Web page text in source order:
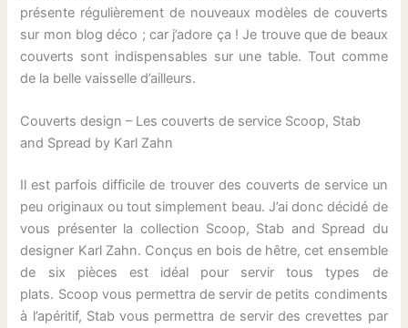
présente régulièrement de nouveaux modèles de couverts
sur mon blog déco ; car j’adore ça ! Je trouve que de beaux
couverts sont indispensables sur une table. Tout comme
de la belle vaisselle d’ailleurs.
Couverts design – Les couverts de service Scoop, Stab
and Spread by Karl Zahn
Il est parfois difficile de trouver des couverts de service un
peu originaux ou tout simplement beau. J’ai donc décidé de
vous présenter la collection Scoop, Stab and Spread du
designer Karl Zahn. Conçus en bois de hêtre, cet ensemble
de six pièces est idéal pour servir tous types de
plats. Scoop vous permettra de servir de petits condiments
à l’apéritif, Stab vous permettra de servir des crevettes par